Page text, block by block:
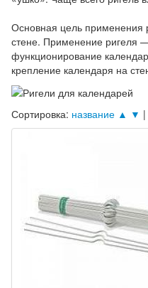
Основная цель применения
стене. Применение ригеля —
функционирование
крепление календаря на
Сортировка: название ▲ ▼ |